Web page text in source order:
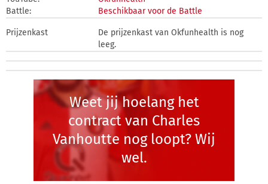
Battle:
Beschikbaar voor de Battle
Prijzenkast
De prijzenkast van Okfunhealth is nog
leeg.
Weet jij hoelang het
contract van Charles
Vanhoutte nog loopt? Wij
wel.